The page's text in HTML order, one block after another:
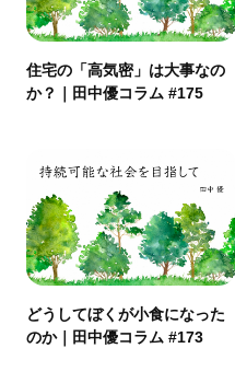
住宅の「高気密」は大事なの
か？｜田中優コラム #175
どうしてぼくが小食になった
のか｜田中優コラム #173